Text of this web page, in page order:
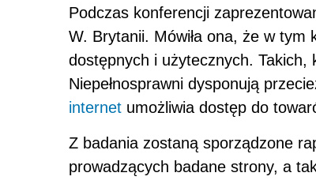
Podczas konferencji
W. Brytanii. Mówiła ona, że w
dostępnych i użytecznych.
Niepełnosprawni dysponują
internet umożliwia dostęp do
Z badania zostaną sporządzone
prowadzących badane strony, a